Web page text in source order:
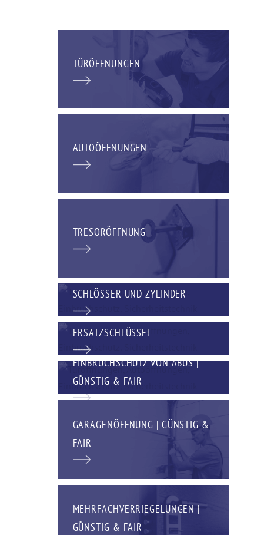
TÜRÖFFNUNGEN
AUTOÖFFNUNGEN
TRESORÖFFNUNG
SCHLÖSSER UND ZYLINDER
ERSATZSCHLÜSSEL
EINBRUCHSCHUTZ VON ABUS |
GÜNSTIG & FAIR
GARAGENÖFFNUNG | GÜNSTIG &
FAIR
MEHRFACHVERRIEGELUNGEN |
GÜNSTIG & FAIR